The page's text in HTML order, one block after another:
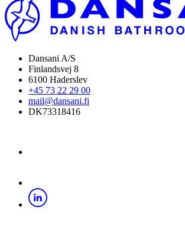
Dansani A/S
Finlandsvej 8
6100 Haderslev
+45 73 22 29 00
mail@dansani.fi
DK73318416